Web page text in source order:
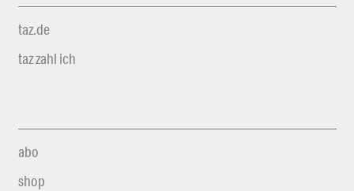
taz.de
taz zahl ich
abo
shop